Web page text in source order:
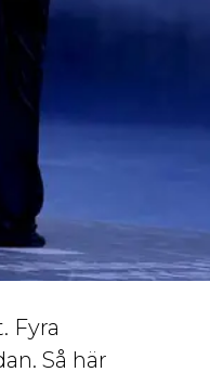
Fyra
Så här